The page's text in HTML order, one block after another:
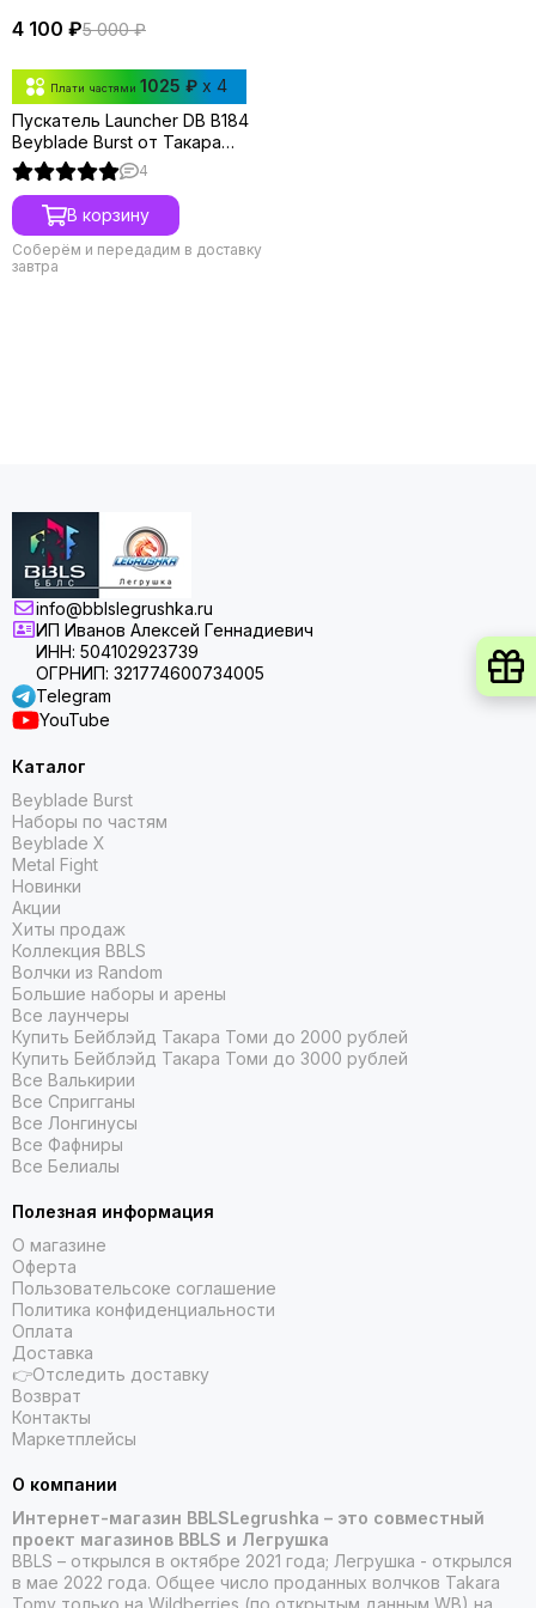
4 100 ₽5 000 ₽
Плати частями 1025 ₽ x 4
Пускатель Launcher DB B184
Beyblade Burst от Такара
Томи
4
В корзину
Соберём и передадим в доставку
завтра
info@bblslegrushka.ru
ИП Иванов Алексей Геннадиевич
ИНН: 504102923739
ОГРНИП: 321774600734005
Telegram
YouTube
Каталог
Beyblade Burst
Наборы по частям
Beyblade X
Metal Fight
Новинки
Акции
Хиты продаж
Коллекция BBLS
Волчки из Random
Большие наборы и арены
Все лаунчеры
Купить Бейблэйд Такара Томи до 2000 рублей
Купить Бейблэйд Такара Томи до 3000 рублей
Все Валькирии
Все Спригганы
Все Лонгинусы
Все Фафниры
Все Белиалы
Полезная информация
О магазине
Оферта
Пользовательсоке соглашение
Политика конфиденциальности
Оплата
Доставка
👉Отследить доставку
Возврат
Контакты
Маркетплейсы
О компании
Интернет-магазин BBLSLegrushka – это совместный
проект магазинов BBLS и Легрушка
BBLS – открылся в октябре 2021 года; Легрушка - открылся
в мае 2022 года. Общее число проданных волчков Takara
Tomy только на Wildberries (по открытым данным WB) на